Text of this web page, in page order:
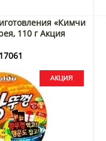
«Кимчи
110 г Акция